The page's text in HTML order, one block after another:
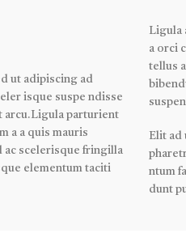
ut adipiscing ad
isque suspe ndisse
arcu.Ligula parturient
a a quis mauris
scelerisque fringilla
elementum taciti
Ligula
a orci
tellus
Elit ad
ntum
dunt